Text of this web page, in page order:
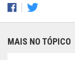
MAIS NO TÓPICO